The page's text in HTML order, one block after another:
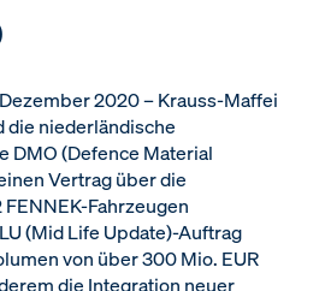
2020 – Krauss-Maffei
die niederländische
DMO (Defence Material
Vertrag über die
Fahrzeugen
(Mid Life Update)-Auftrag
von über 300 Mio. EUR
die Integration neuer